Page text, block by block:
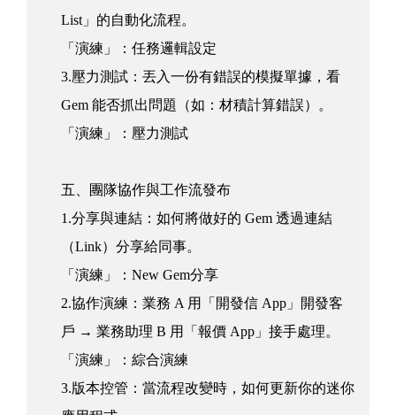
List」的自動化流程。
「演練」：任務邏輯設定
3.壓力測試：丟入一份有錯誤的模擬單據，看
Gem 能否抓出問題（如：材積計算錯誤）。
「演練」：壓力測試
五、團隊協作與工作流發布
1.分享與連結：如何將做好的 Gem 透過連結
（Link）分享給同事。
「演練」：New Gem分享
2.協作演練：業務 A 用「開發信 App」開發客
戶 → 業務助理 B 用「報價 App」接手處理。
「演練」：綜合演練
3.版本控管：當流程改變時，如何更新你的迷你